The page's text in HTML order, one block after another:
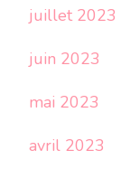
juillet 2023
juin 2023
mai 2023
avril 2023